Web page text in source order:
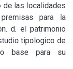
de las localidades
para la
d. el patrimonio
tipologico de
base para su